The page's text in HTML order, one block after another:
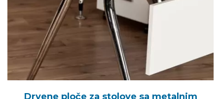
Drvene ploče za stolove sa metalnim